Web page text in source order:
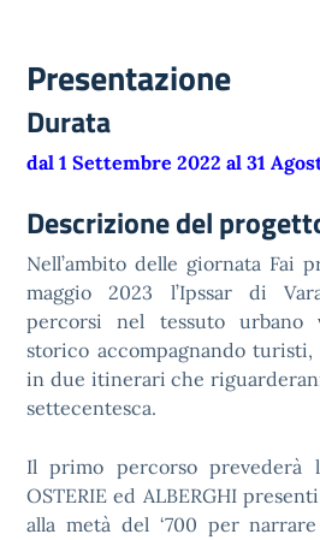
Presentazione
Durata
dal 1 Settembre 2022 al 31
Descrizione del
Nell’ambito delle giornata Fai
maggio 2023 l’Ipssar di
percorsi nel tessuto urbano
storico accompagnando
in due itinerari che
settecentesca.
Il primo percorso prevederà
OSTERIE ed ALBERGHI
alla metà del ‘700 per